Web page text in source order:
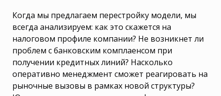
Когда мы предлагаем перестройку модели, мы
всегда анализируем: как это скажется на
налоговом профиле компании? Не возникнет ли
проблем с банковским комплаенсом при
получении кредитных линий? Насколько
оперативно менеджмент сможет реагировать на
рыночные вызовы в рамках новой структуры?